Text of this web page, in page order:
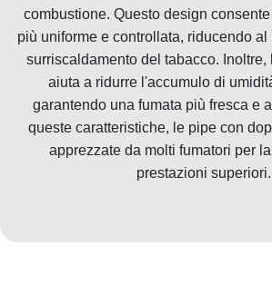
combustione. Questo design
più uniforme e controllata, riducendo
surriscaldamento del tabacco. Inoltre,
aiuta a ridurre l'accumulo di
garantendo una fumata più fresca e
queste caratteristiche, le pipe con
apprezzate da molti fumatori per
prestazioni superiori.